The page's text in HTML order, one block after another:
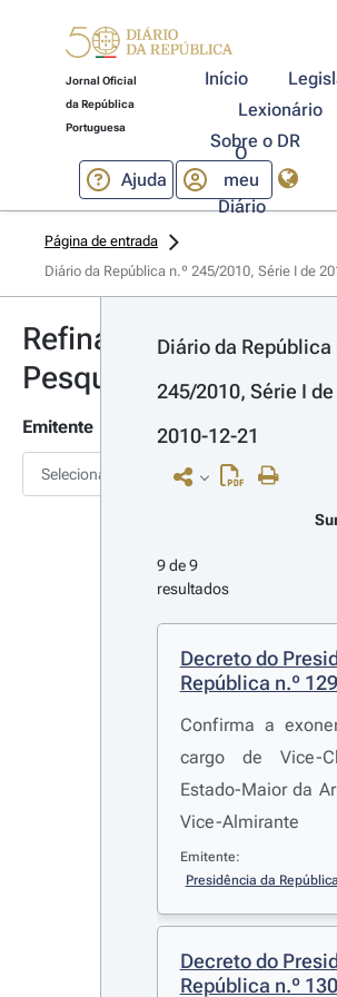
Jornal Oficial
da República
Portuguesa
Início
Lexionário
Sobre o DR
Ajuda
O
meu
Diário
Página de entrada
Diário da República n.º 245/2010, Série I de
Refinar
Pesquisa
Emitente
Selecionar
Diário da República
245/2010, Série I de
2010-12-21
9 de 9
resultados
Decreto do
República n.º
Confirma a
cargo de Vice-
Estado-Maior da
Vice-
Joaquim Conde
Emitente:
Presidência da República
Decreto do
República n.º